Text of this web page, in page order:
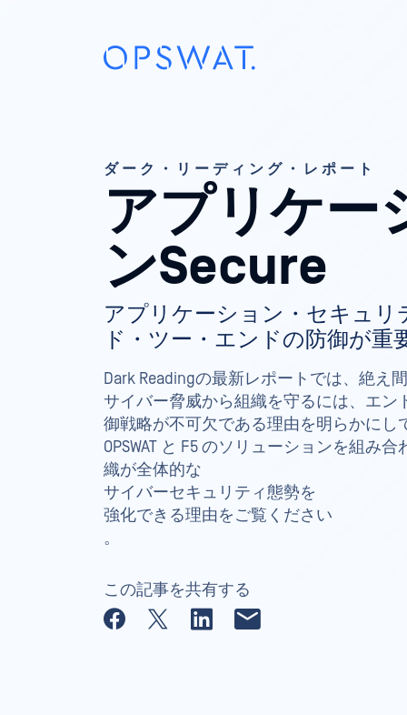
ダーク・リーディング・レポート
アプリケー
ンSecure
アプリケーション・セキュリ
ド・ツー・エンドの防御が重
Dark Readingの最新レポートでは、絶え
サイバー脅威から組織を守るには、エン
御戦略が不可欠である理由を明らかにし
OPSWAT と F5 のソリューションを組み
織が全体的な
サイバーセキュリティ態勢を
強化できる理由をご覧ください
。
この記事を共有する